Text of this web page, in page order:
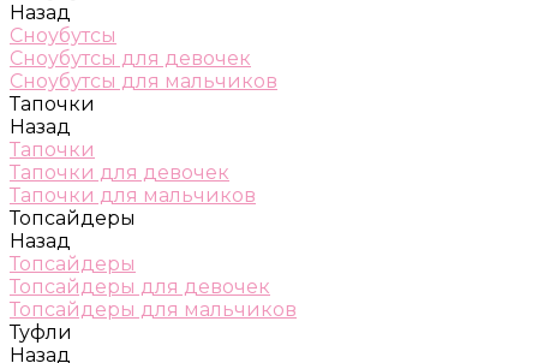
Назад
Сноубутсы
Сноубутсы для девочек
Сноубутсы для мальчиков
Тапочки
Назад
Тапочки
Тапочки для девочек
Тапочки для мальчиков
Топсайдеры
Назад
Топсайдеры
Топсайдеры для девочек
Топсайдеры для мальчиков
Туфли
Назад